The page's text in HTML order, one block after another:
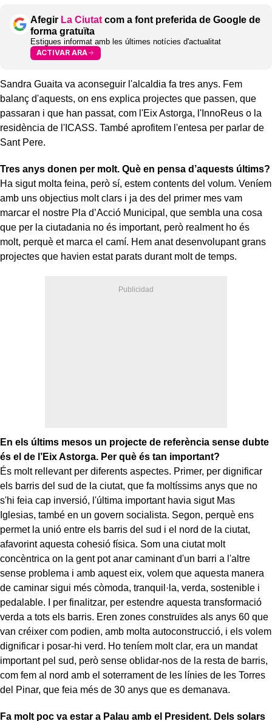
Afegir La Ciutat com a font preferida de Google de
forma gratuïta
Estigues informat amb les últimes notícies d'actualitat
ACTIVAR ARA
Sandra Guaita va aconseguir l'alcaldia fa tres anys. Fem
balanç d'aquests, on ens explica projectes que passen, que
passaran i que han passat, com l'Eix Astorga, l'InnoReus o la
residència de l'ICASS. També aprofitem l'entesa per parlar de
Sant Pere.
Tres anys donen per molt. Què en pensa d’aquests últims?
Ha sigut molta feina, però sí, estem contents del volum. Veníem
amb uns objectius molt clars i ja des del primer mes vam
marcar el nostre Pla d’Acció Municipal, que sembla una cosa
que per la ciutadania no és important, però realment ho és
molt, perquè et marca el camí. Hem anat desenvolupant grans
projectes que havien estat parats durant molt de temps.
En els últims mesos un projecte de referència sense dubte
és el de l’Eix Astorga. Per què és tan important?
És molt rellevant per diferents aspectes. Primer, per dignificar
els barris del sud de la ciutat, que fa moltíssims anys que no
s'hi feia cap inversió, l'última important havia sigut Mas
Iglesias, també en un govern socialista. Segon, perquè ens
permet la unió entre els barris del sud i el nord de la ciutat,
afavorint aquesta cohesió física. Som una ciutat molt
concèntrica on la gent pot anar caminant d'un barri a l'altre
sense problema i amb aquest eix, volem que aquesta manera
de caminar sigui més còmoda, tranquil·la, verda, sostenible i
pedalable. I per finalitzar, per estendre aquesta transformació
verda a tots els barris. Eren zones construïdes als anys 60 que
van créixer com podien, amb molta autoconstrucció, i els volem
dignificar i posar-hi verd. Ho teníem molt clar, era un mandat
important pel sud, però sense oblidar-nos de la resta de barris,
com fem al nord amb el soterrament de les línies de les Torres
del Pinar, que feia més de 30 anys que es demanava.
Fa molt poc va estar a Palau amb el President. Dels solars